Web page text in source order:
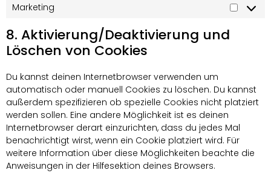
Marketing
8. Aktivierung/Deaktivierung und
Löschen von Cookies
Du kannst deinen Internetbrowser verwenden um
automatisch oder manuell Cookies zu löschen. Du kannst
außerdem spezifizieren ob spezielle Cookies nicht platziert
werden sollen. Eine andere Möglichkeit ist es deinen
Internetbrowser derart einzurichten, dass du jedes Mal
benachrichtigt wirst, wenn ein Cookie platziert wird. Für
weitere Information über diese Möglichkeiten beachte die
Anweisungen in der Hilfesektion deines Browsers.